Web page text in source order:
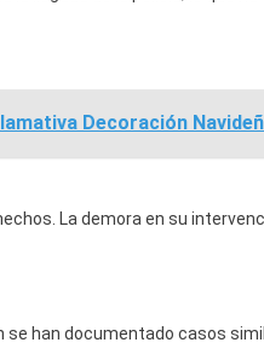
Decoración
La demora en su
se han documentado casos